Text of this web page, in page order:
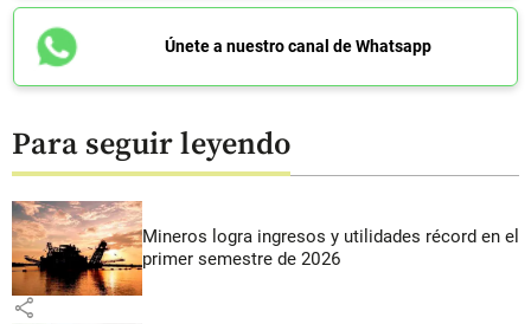
Únete a nuestro canal de Whatsapp
Para seguir leyendo
Mineros logra ingresos y utilidades récord en el
primer semestre de 2026
share